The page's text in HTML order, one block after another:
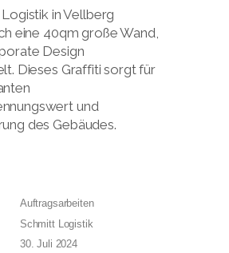
in Vellberg
eine 40qm große Wand,
Design
Dieses Graffiti sorgt für
und
des Gebäudes.
Auftragsarbeiten
Schmitt Logistik
30. Juli 2024